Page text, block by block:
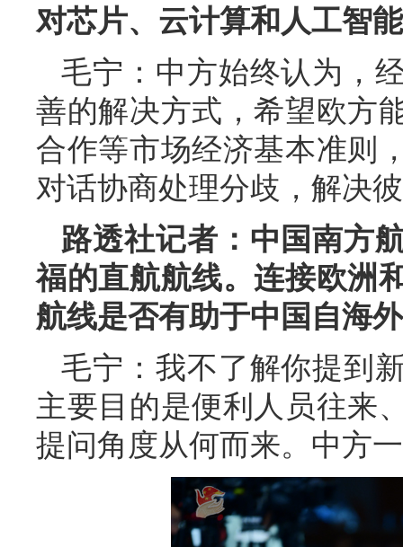
对芯片、云计算和人工智
毛宁：中方始终认为，
善的解决方式，希望欧方
合作等市场经济基本准则
对话协商处理分歧，解决
路透社记者：中国南方
福的直航航线。连接欧洲
航线是否有助于中国自海
毛宁：我不了解你提到
主要目的是便利人员往来
提问角度从何而来。中方